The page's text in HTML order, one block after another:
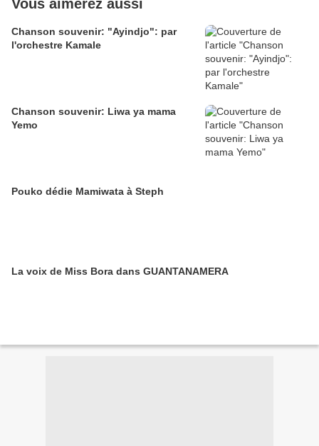
Vous aimerez aussi
Chanson souvenir: "Ayindjo": par
l'orchestre Kamale
Chanson souvenir: Liwa ya mama
Yemo
Pouko dédie Mamiwata à Steph
La voix de Miss Bora dans GUANTANAMERA